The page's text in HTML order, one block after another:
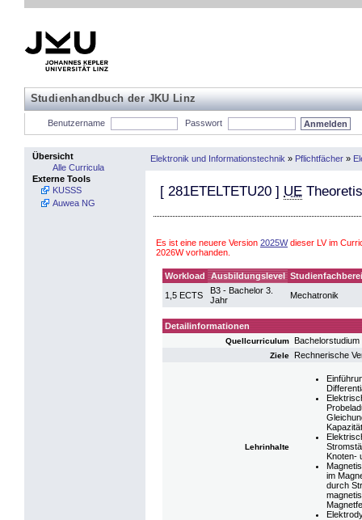
Studienhandbuch der JKU Linz
Benutzername Passwort
Übersicht
Alle Curricula
Externe Tools
KUSSS
Auwea NG
Elektronik und Informationstechnik » Pflichtfächer »
[ 281ETELTETU20 ] UE
Es ist eine neuere Version 2025Wdieser LV im
2026W vorhanden.
Workload Ausbildungslevel
1,5 ECTS
B3 - Bachelor 3.
Jahr
Mechatronik
Detailinformationen
Quellcurriculum
Ziele Rechnerische
Lehrinhalte
Knoten-
im
durch